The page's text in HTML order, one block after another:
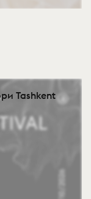
Tashkent